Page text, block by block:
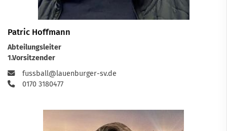
Patric Hoffmann
Abteilungsleiter
1.Vorsitzender
fussball@lauenburger-sv.de
0170 3180477